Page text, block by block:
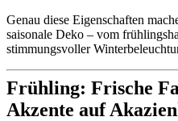
Genau diese Eigenschaften
saisonale Deko – vom
stimmungsvoller
Frühling: Frische
Akzente auf